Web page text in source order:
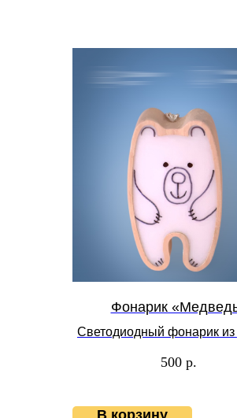
Фонарик
Светодиодный фонарик из
500 р.
В корзину